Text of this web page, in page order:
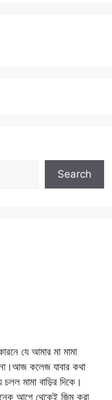
Search
যে আমার মা মামা
কলেজ যাবার কথা
মামা বাড়ির দিকে।
আগে থেকেই জিম করা